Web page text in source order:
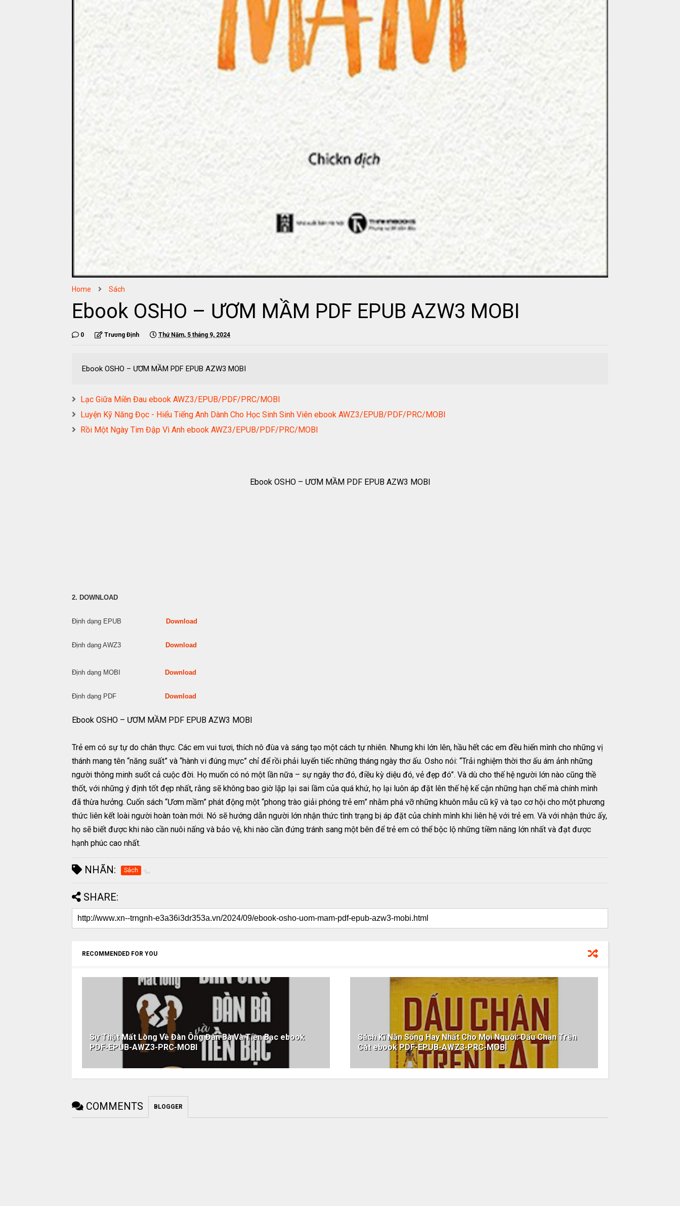
Home Sách
Ebook OSHO – ƯƠM MẦM PDF EPUB AZW3 MOBI
0 Trương Định Thứ Năm, 5 tháng 9, 2024
Ebook OSHO – ƯƠM MẦM PDF EPUB AZW3 MOBI
Lạc Giữa Miền Đau ebook AWZ3/EPUB/PDF/PRC/MOBI
Luyện Kỹ Năng Đọc - Hiểu Tiếng Anh Dành Cho Học Sinh Sinh Viên ebook AWZ3/EPUB/PDF/PRC/MOBI
Rồi Một Ngày Tim Đập Vì Anh ebook AWZ3/EPUB/PDF/PRC/MOBI
Ebook OSHO – ƯƠM MẦM PDF EPUB AZW3 MOBI
2. DOWNLOAD
Định dạng EPUB Download
Định dạng AWZ3 Download
Định dạng MOBI Download
Định dạng PDF Download
Ebook OSHO – ƯƠM MẦM PDF EPUB AZW3 MOBI
Trẻ em có sự tự do chân thực. Các em vui tươi, thích nô đùa và sáng tạo một cách tự nhiên. Nhưng khi lớn lên, hầu hết các em đều hiến mình cho những vị
thánh mang tên “năng suất” và “hành vi đúng mực” chỉ để rồi phải luyến tiếc những tháng ngày thơ ấu. Osho nói: “Trải nghiệm thời thơ ấu ám ảnh những
người thông minh suốt cả cuộc đời. Họ muốn có nó một lần nữa – sự ngây thơ đó, điều kỳ diệu đó, vẻ đẹp đó”. Và dù cho thế hệ người lớn nào cũng thề
thốt, với những ý định tốt đẹp nhất, rằng sẽ không bao giờ lặp lại sai lầm của quá khứ, họ lại luôn áp đặt lên thế hệ kế cận những hạn chế mà chính mình
đã thừa hưởng. Cuốn sách “Ươm mầm” phát động một “phong trào giải phóng trẻ em” nhằm phá vỡ những khuôn mẫu cũ kỹ và tạo cơ hội cho một phương
thức liên kết loài người hoàn toàn mới. Nó sẽ hướng dẫn người lớn nhận thức tình trạng bị áp đặt của chính mình khi liên hệ với trẻ em. Và với nhận thức ấy,
họ sẽ biết được khi nào cần nuôi nấng và bảo vệ, khi nào cần đứng tránh sang một bên để trẻ em có thể bộc lộ những tiềm năng lớn nhất và đạt được
hạnh phúc cao nhất.
NHÃN: Sách
SHARE:
RECOMMENDED FOR YOU
Sự Thật Mất Lòng Về Đàn Ông Đàn Bà Và Tiền Bạc ebook
PDF-EPUB-AWZ3-PRC-MOBI
Sách Kĩ Năn Sống Hay Nhất Cho Mọi Người: Dấu Chân Trên
Cát ebook PDF-EPUB-AWZ3-PRC-MOBI
COMMENTS BLOGGER